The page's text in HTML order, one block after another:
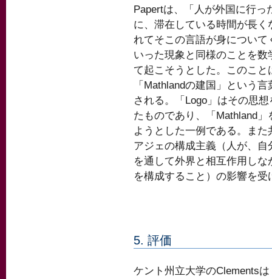
Papertは、「人が外国に行っ
に、滞在している時間が長く
れてそこの言語が身について
いった現象と同様のことを数
て起こそうとした。このこと
「Mathlandの建国」という
される。「Logo」はその思
たものであり、「Mathland」
ようとした一例である。ま
アジェの構成主義（人が、
を通して外界と相互作用し
を構成すること）の影響を受
5. 評価
ケント州立大学のClements